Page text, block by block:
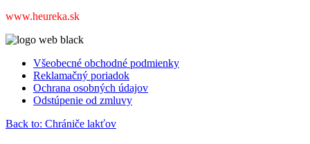
www.heureka.sk
Všeobecné obchodné podmienky
Reklamačný poriadok
Ochrana osobných údajov
Odstúpenie od zmluvy
Back to: Chrániče lakťov